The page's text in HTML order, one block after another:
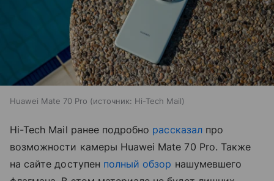
Huawei Mate 70 Pro источник: Hi-Tech Mail
Hi-Tech Mail ранее подробно рассказалпро
возможности камеры Huawei Mate 70 Pro. Также
на сайте доступен полный обзор нашумевшего